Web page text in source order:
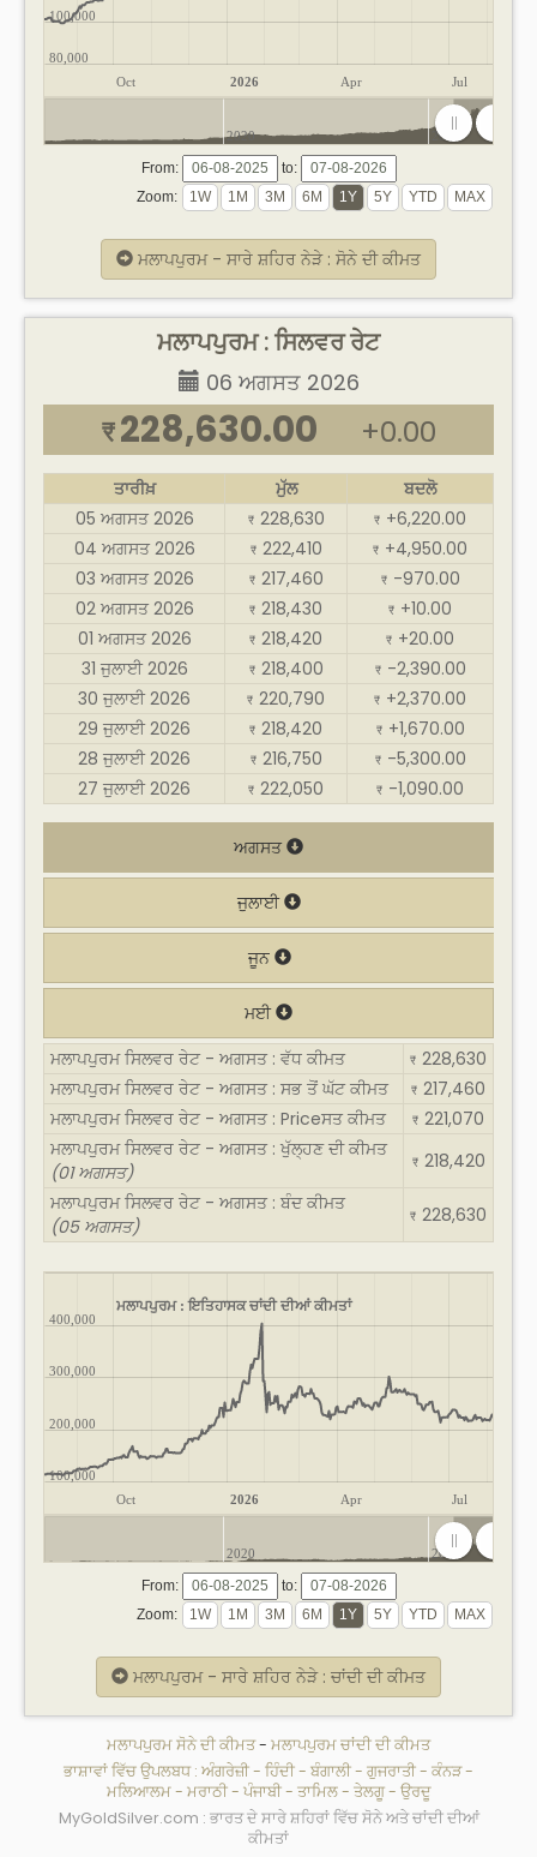
Oct 2026 Apr Jul
80,000
100,000
2020 2025
From:
to:
Zoom:
ਮਲਾਪਪੁਰਮ - ਸਾਰੇ ਸ਼ਹਿਰ ਨੇੜੇ : ਸੋਨੇ ਦੀ ਕੀਮਤ
ਮਲਾਪਪੁਰਮ : ਸਿਲਵਰ ਰੇਟ
06 ਅਗਸਤ 2026
₹ 228,630.00 +0.00
ਤਾਰੀਖ਼ ਮੁੱਲ
ਬਦਲੋ
05 ਅਗਸਤ 2026
₹ 228,630 ₹ +6,220.00
04 ਅਗਸਤ 2026
₹ 222,410 ₹ +4,950.00
03 ਅਗਸਤ 2026
₹ 217,460 ₹ -970.00
02 ਅਗਸਤ 2026
₹ 218,430 ₹ +10.00
01 ਅਗਸਤ 2026
₹ 218,420 ₹ +20.00
31 ਜੁਲਾਈ 2026
₹ 218,400 ₹ -2,390.00
30 ਜੁਲਾਈ 2026
₹ 220,790 ₹ +2,370.00
29 ਜੁਲਾਈ 2026
₹ 218,420 ₹ +1,670.00
28 ਜੁਲਾਈ 2026
₹ 216,750 ₹ -5,300.00
27 ਜੁਲਾਈ 2026
₹ 222,050 ₹ -1,090.00
ਅਗਸਤ
ਜੁਲਾਈ
ਜੂਨ
ਮਈ
ਮਲਾਪਪੁਰਮ ਸਿਲਵਰ ਰੇਟ - ਅਗਸਤ : ਵੱਧ ਕੀਮਤ
₹ 228,630
ਮਲਾਪਪੁਰਮ ਸਿਲਵਰ ਰੇਟ - ਅਗਸਤ : ਸਭ ਤੋਂ ਘੱਟ ਕੀਮਤ
₹ 217,460
ਮਲਾਪਪੁਰਮ ਸਿਲਵਰ ਰੇਟ - ਅਗਸਤ : Priceਸਤ ਕੀਮਤ
₹ 221,070
ਮਲਾਪਪੁਰਮ ਸਿਲਵਰ ਰੇਟ - ਅਗਸਤ : ਖੁੱਲ੍ਹਣ ਦੀ ਕੀਮਤ
(01 ਅਗਸਤ)
₹ 218,420
ਮਲਾਪਪੁਰਮ ਸਿਲਵਰ ਰੇਟ - ਅਗਸਤ : ਬੰਦ ਕੀਮਤ
(05 ਅਗਸਤ)
₹ 228,630
ਮਲਾਪਪੁਰਮ : ਇਤਿਹਾਸਕ ਚਾਂਦੀ ਦੀਆਂ ਕੀਮਤਾਂ
Oct 2026 Apr Jul
100,000
200,000
300,000
400,000
2020 2025
From:
to:
Zoom:
ਮਲਾਪਪੁਰਮ - ਸਾਰੇ ਸ਼ਹਿਰ ਨੇੜੇ : ਚਾਂਦੀ ਦੀ ਕੀਮਤ
ਮਲਾਪਪੁਰਮ ਸੋਨੇ ਦੀ ਕੀਮਤ- ਮਲਾਪਪੁਰਮ ਚਾਂਦੀ ਦੀ ਕੀਮਤ
ਭਾਸ਼ਾਵਾਂ ਵਿੱਚ ਉਪਲਬਧ : ਅੰਗਰੇਜ਼ੀ- ਹਿੰਦੀ- ਬੰਗਾਲੀ- ਗੁਜਰਾਤੀ- ਕੰਨੜ-
ਮਲਿਆਲਮ- ਮਰਾਠੀ- ਪੰਜਾਬੀ- ਤਾਮਿਲ- ਤੇਲਗੂ- ਉਰਦੂ
MyGoldSilver.com : ਭਾਰਤ ਦੇ ਸਾਰੇ ਸ਼ਹਿਰਾਂ ਵਿੱਚ ਸੋਨੇ ਅਤੇ ਚਾਂਦੀ ਦੀਆਂ
ਕੀਮਤਾਂ